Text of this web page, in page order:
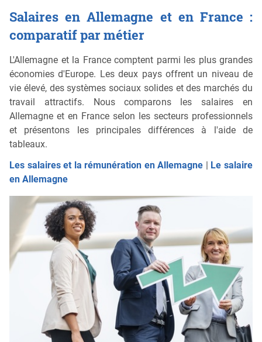
Salaires en Allemagne et en France :
comparatif par métier
L'Allemagne et la France comptent parmi les plus grandes
économies d'Europe. Les deux pays offrent un niveau de
vie élevé, des systèmes sociaux solides et des marchés du
travail attractifs. Nous comparons les salaires en
Allemagne et en France selon les secteurs professionnels
et présentons les principales différences à l'aide de
tableaux.
Les salaires et la rémunération en Allemagne | Le salaire
en Allemagne